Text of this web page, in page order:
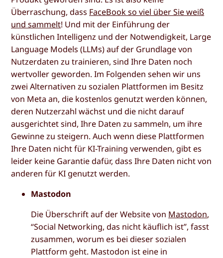
Überraschung, dass FaceBook so viel über Sie weiß
und sammelt! Und mit der Einführung der
künstlichen Intelligenz und der Notwendigkeit, Large
Language Models (LLMs) auf der Grundlage von
Nutzerdaten zu trainieren, sind Ihre Daten noch
wertvoller geworden. Im Folgenden sehen wir uns
zwei Alternativen zu sozialen Plattformen im Besitz
von Meta an, die kostenlos genutzt werden können,
deren Nutzerzahl wächst und die nicht darauf
ausgerichtet sind, Ihre Daten zu sammeln, um ihre
Gewinne zu steigern. Auch wenn diese Plattformen
Ihre Daten nicht für KI-Training verwenden, gibt es
leider keine Garantie dafür, dass Ihre Daten nicht von
anderen für KI genutzt werden.
Mastodon
Die Überschrift auf der Website von Mastodon,
“Social Networking, das nicht käuflich ist”, fasst
zusammen, worum es bei dieser sozialen
Plattform geht. Mastodon ist eine in